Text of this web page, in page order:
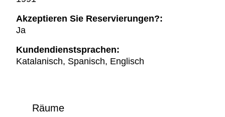
Akzeptieren Sie Reservierungen?:
Ja
Kundendienstsprachen:
Katalanisch, Spanisch, Englisch
Räume